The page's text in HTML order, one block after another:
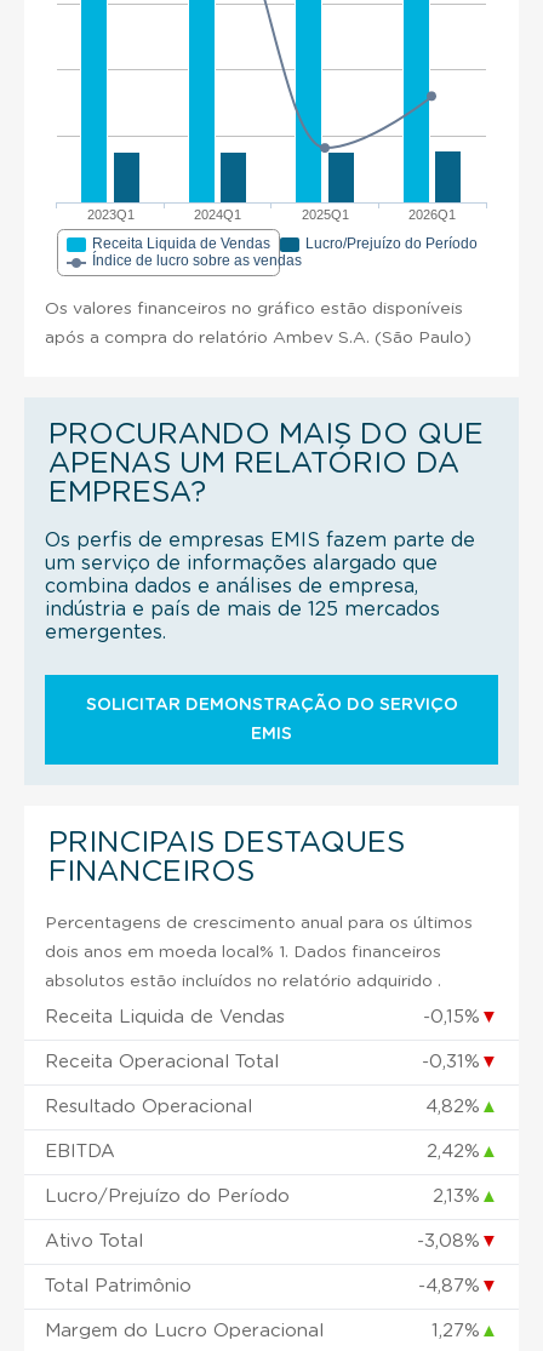
2023Q1 2024Q1 2025Q1 2026Q1
Receita Liquida de Vendas
Lucro/Prejuízo do Período
Índice de lucro sobre as vendas
Os valores financeiros no gráfico estão disponíveis
após a compra do relatório Ambev S.A. (São Paulo)
PROCURANDO MAIS DO QUE
APENAS UM RELATÓRIO DA
EMPRESA?
Os perfis de empresas EMIS fazem parte de
um serviço de informações alargado que
combina dados e análises de empresa,
indústria e país de mais de 125 mercados
emergentes.
SOLICITAR DEMONSTRAÇÃO DO SERVIÇO
EMIS
PRINCIPAIS DESTAQUES
FINANCEIROS
Percentagens de crescimento anual para os últimos
dois anos em moeda local% 1. Dados financeiros
absolutos estão incluídos no relatório adquirido .
Receita Liquida de Vendas -0,15% ▼
Receita Operacional Total -0,31% ▼
Resultado Operacional 4,82% ▲
EBITDA 2,42% ▲
Lucro/Prejuízo do Período 2,13% ▲
Ativo Total -3,08% ▼
Total Patrimônio -4,87% ▼
Margem do Lucro Operacional 1,27% ▲